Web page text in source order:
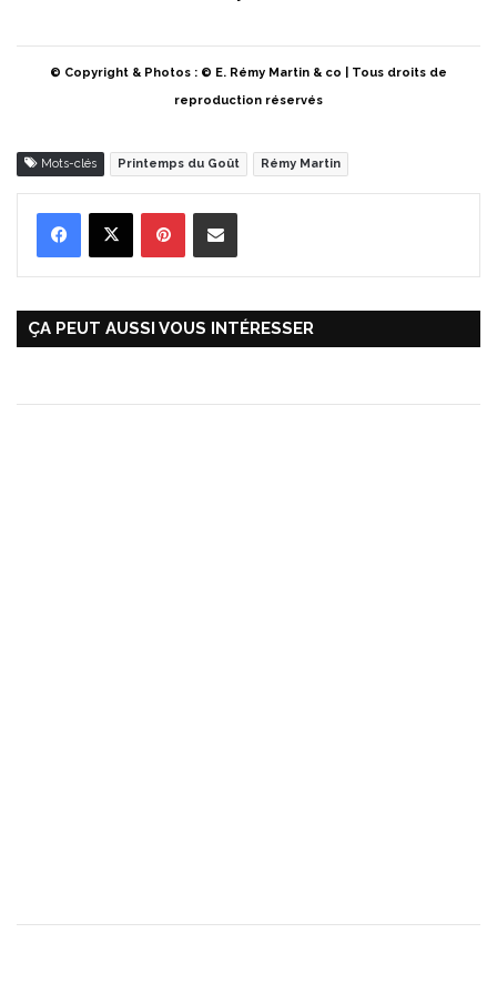
© Copyright & Photos : © E. Rémy Martin & co | Tous droits de
reproduction réservés
Mots-clés Printemps du Goût Rémy Martin
ÇA PEUT AUSSI VOUS INTÉRESSER